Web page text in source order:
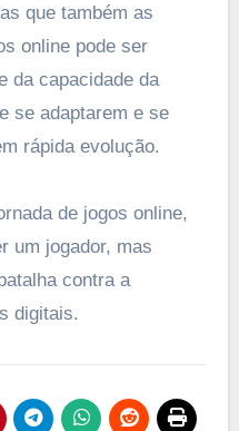
que também as
online pode ser
da capacidade da
se adaptarem e se
rápida evolução.
de jogos online,
um jogador, mas
contra a
digitais.